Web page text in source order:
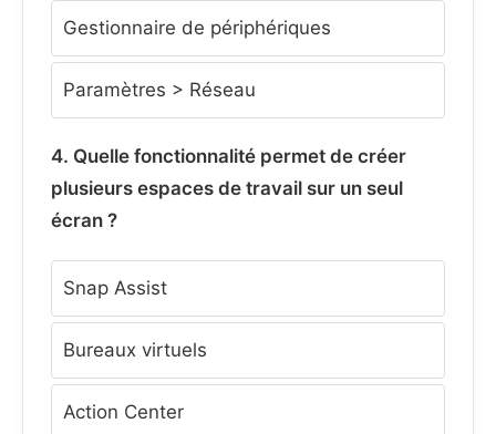
Gestionnaire de périphériques
Paramètres > Réseau
4. Quelle fonctionnalité permet de créer
plusieurs espaces de travail sur un seul
écran ?
Snap Assist
Bureaux virtuels
Action Center